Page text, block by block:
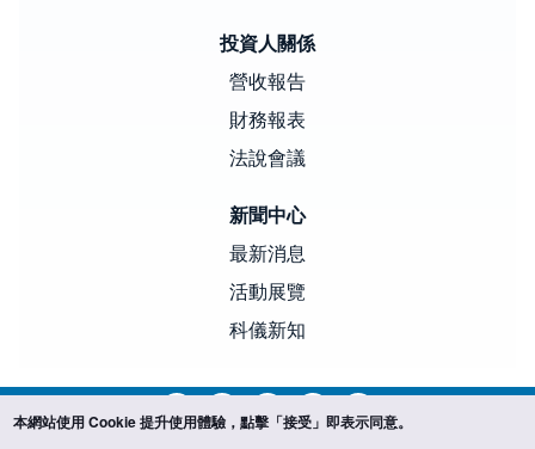
投資人關係
營收報告
財務報表
法說會議
新聞中心
最新消息
活動展覽
科儀新知
本網站使用 Cookie 提升使用體驗，點擊「接受」即表示同意。